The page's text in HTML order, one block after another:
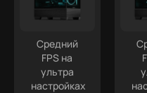
Intel
Ultra 7
ПК
Кастомизированные
Средний
FPS на
ультра
настройках